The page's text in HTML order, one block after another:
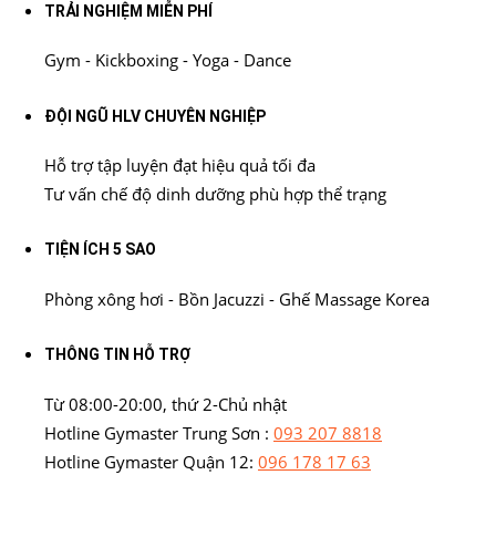
TRẢI NGHIỆM MIỄN PHÍ
Gym - Kickboxing - Yoga - Dance
ĐỘI NGŨ HLV CHUYÊN NGHIỆP
Hỗ trợ tập luyện đạt hiệu quả tối đa
Tư vấn chế độ dinh dưỡng phù hợp thể trạng
TIỆN ÍCH 5 SAO
Phòng xông hơi - Bồn Jacuzzi - Ghế Massage Korea
THÔNG TIN HỖ TRỢ
Từ 08:00-20:00, thứ 2-Chủ nhật
Hotline Gymaster Trung Sơn : 093 207 8818
Hotline Gymaster Quận 12: 096 178 17 63